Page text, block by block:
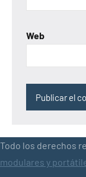
Web
Todo los derechos
modulares y